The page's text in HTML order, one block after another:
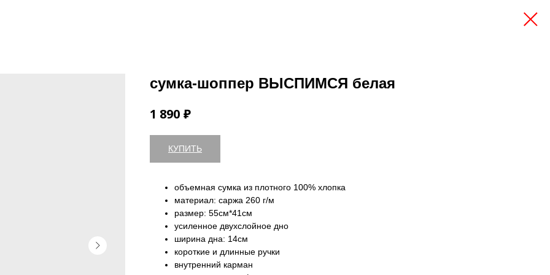
сумка-шоппер ВЫСПИМСЯ белая
1 890 ₽
КУПИТЬ
объемная сумка из плотного 100% хлопка
материал: саржа 260 г/м
размер: 55см*41см
усиленное двухслойное дно
ширина дна: 14см
короткие и длинные ручки
внутренний карман